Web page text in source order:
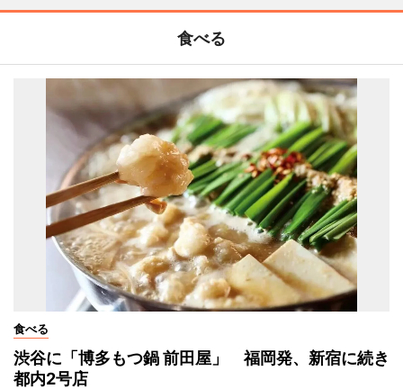
食べる
食べる
渋谷に「博多もつ鍋 前田屋」 福岡発、新宿に続き
都内2号店